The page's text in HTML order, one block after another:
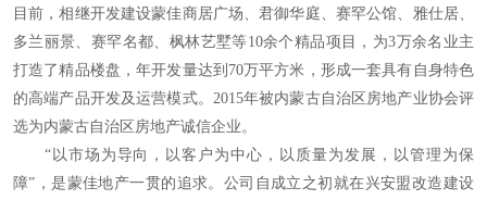
目前，相继开发建设蒙佳商居广场、君御华庭、赛罕公馆、雅仕居、
多兰丽景、赛罕名都、枫林艺墅等10余个精品项目，为3万余名业主
打造了精品楼盘，年开发量达到70万平方米，形成一套具有自身特色
的高端产品开发及运营模式。2015年被内蒙古自治区房地产业协会评
选为内蒙古自治区房地产诚信企业。
“以市场为导向，以客户为中心，以质量为发展，以管理为保
障”，是蒙佳地产一贯的追求。公司自成立之初就在兴安盟改造建设